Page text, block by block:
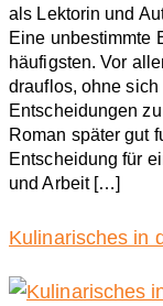
als Lektorin und
Eine unbestimmte
häufigsten. Vor
drauflos, ohne
Entscheidungen
Roman später gut
Entscheidung für
und Arbeit […]
Kulinarisches in